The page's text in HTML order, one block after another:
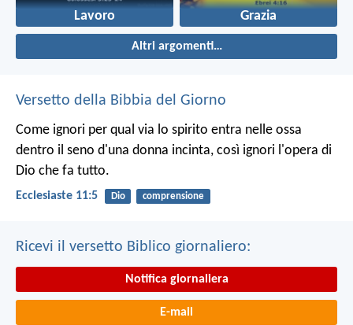
Lavoro Grazia
Altri argomenti…
Versetto della Bibbia del Giorno
Come ignori per qual via lo spirito entra nelle ossa
dentro il seno d'una donna incinta, così ignori l'opera di
Dio che fa tutto.
Ecclesiaste 11:5 Dio comprensione
Ricevi il versetto Biblico giornaliero:
Notifica giornaliera
E-mail